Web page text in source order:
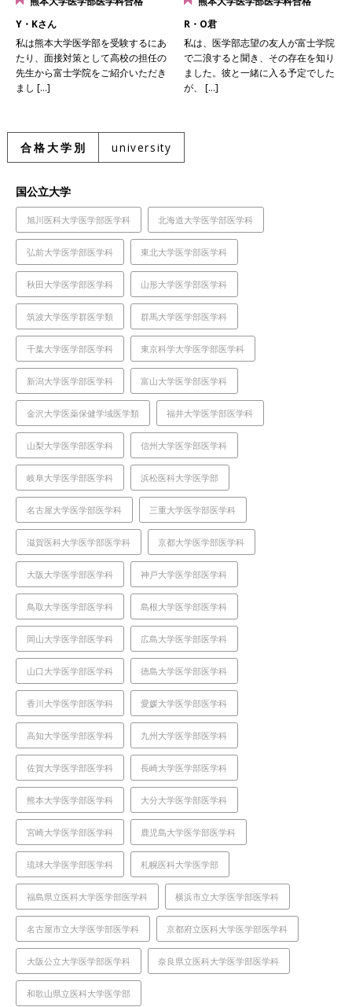
Y・Kさん
私は熊本大学医学部を受験するにあ
たり、面接対策として高校の担任の
先生から富士学院をご紹介いただき
まし […]
R・O君
私は、医学部志望の友人が富士学院
で二浪すると聞き、その存在を知り
ました。彼と一緒に入る予定でした
が、 […]
合格大学別 university
国公立大学
旭川医科大学医学部医学科 北海道大学医学部医学科
弘前大学医学部医学科 東北大学医学部医学科
秋田大学医学部医学科 山形大学医学部医学科
筑波大学医学群医学類 群馬大学医学部医学科
千葉大学医学部医学科 東京科学大学医学部医学科
新潟大学医学部医学科 富山大学医学部医学科
金沢大学医薬保健学域医学類 福井大学医学部医学科
山梨大学医学部医学科 信州大学医学部医学科
岐阜大学医学部医学科 浜松医科大学医学部
名古屋大学医学部医学科 三重大学医学部医学科
滋賀医科大学医学部医学科 京都大学医学部医学科
大阪大学医学部医学科 神戸大学医学部医学科
鳥取大学医学部医学科 島根大学医学部医学科
岡山大学医学部医学科 広島大学医学部医学科
山口大学医学部医学科 徳島大学医学部医学科
香川大学医学部医学科 愛媛大学医学部医学科
高知大学医学部医学科 九州大学医学部医学科
佐賀大学医学部医学科 長崎大学医学部医学科
熊本大学医学部医学科 大分大学医学部医学科
宮崎大学医学部医学科 鹿児島大学医学部医学科
琉球大学医学部医学科 札幌医科大学医学部
福島県立医科大学医学部医学科 横浜市立大学医学部医学科
名古屋市立大学医学部医学科 京都府立医科大学医学部医学科
大阪公立大学医学部医学科 奈良県立医科大学医学部医学科
和歌山県立医科大学医学部